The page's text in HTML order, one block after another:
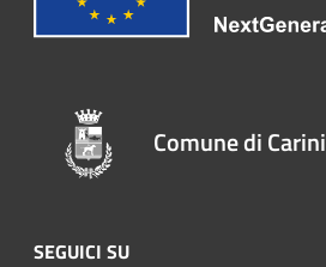
Comune di Carini
SEGUICI SU